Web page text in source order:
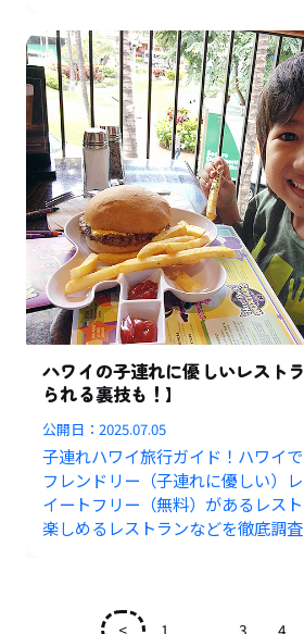
ハワイの子連れに優しいレスト
られる裏技も！】
公開日：2025.07.05
子連れハワイ旅行ガイド！ハワイ
フレンドリー（子連れに優しい）
イートフリー（無料）があるレス
楽しめるレストランなどを徹底調査
< 1 3 4